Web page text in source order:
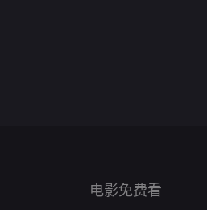
电影免费看